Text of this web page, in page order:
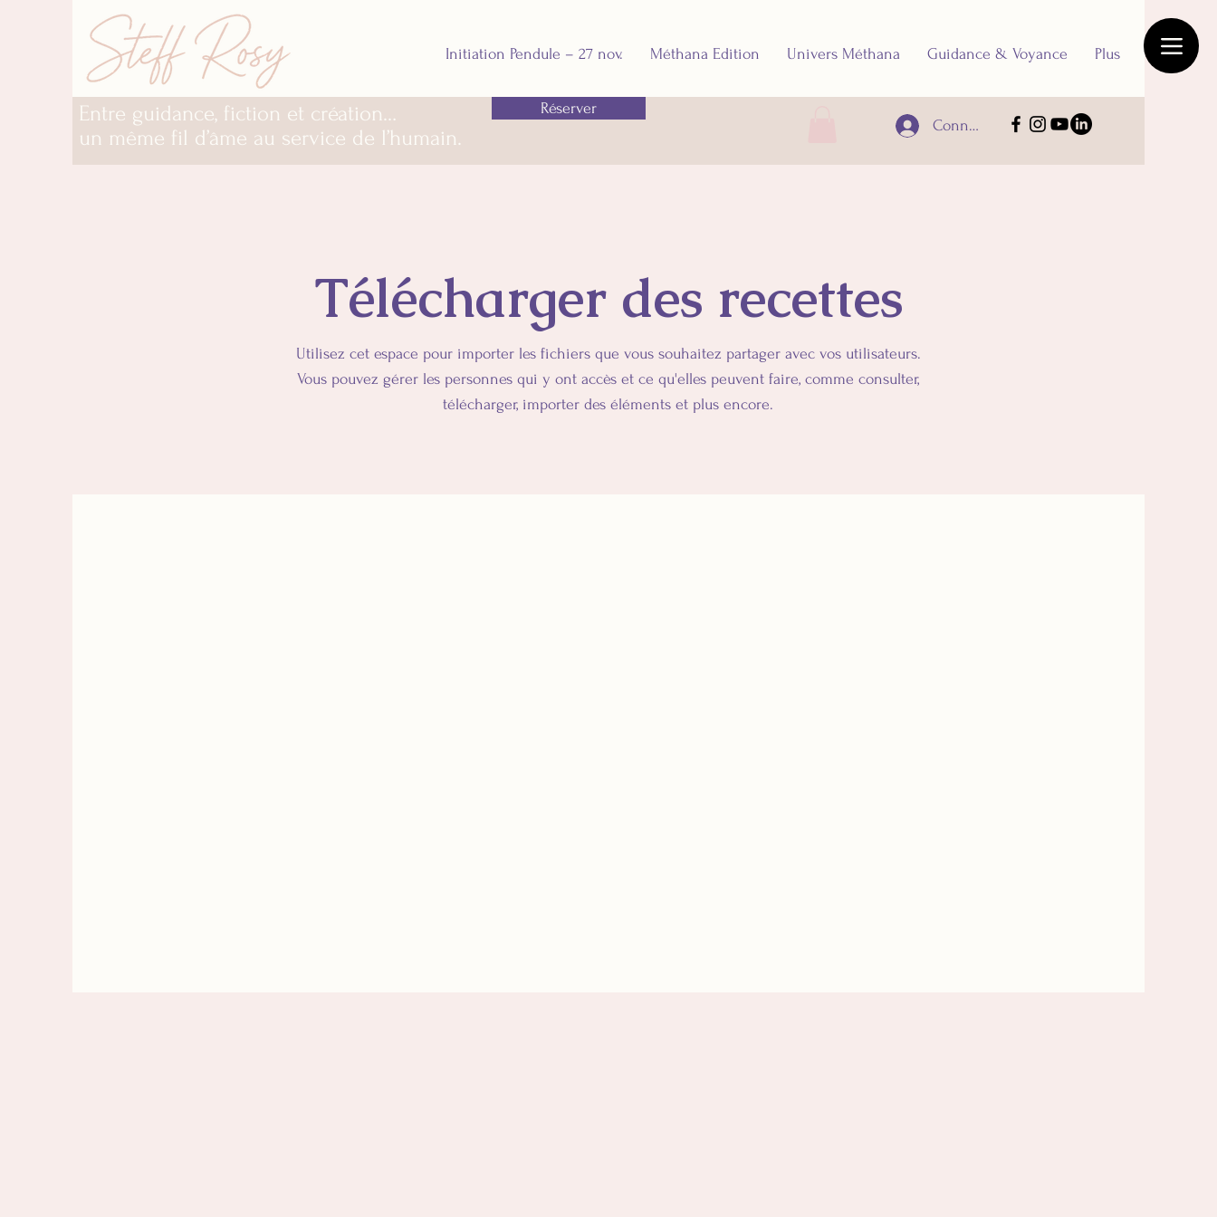
Initiation Pendule – 27 nov. Méthana Edition Univers Méthana Guidance & Voyance Plus
Réserver
Entre guidance, fiction et création…
un même fil d’âme au service de l’humain.
Connexion
Télécharger des recettes
Utilisez cet espace pour importer les fichiers que vous souhaitez partager avec vos utilisateurs.
Vous pouvez gérer les personnes qui y ont accès et ce qu'elles peuvent faire, comme consulter,
télécharger, importer des éléments et plus encore.